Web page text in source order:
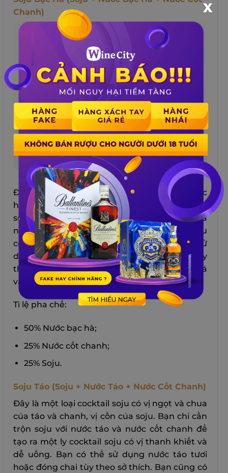
Chanh)
Soju Bạc Hà
Đây là một loại cocktail soju có vị mát của bạc
hà, vị chua của nước cốt chanh và vị cồn của
soju. Bạn chỉ cần trộn soju với nước bạc hà và
nước cốt chanh để tạo ra một ly cocktail soju
có vị mát lạnh và sảng khoái. Bạn có thể sử
dụng nước bạc hà tươi hoặc đóng chai tùy
theo sở thích. Bạn cũng có thể cho thêm đá
vào ly để làm mát cocktail.
Tỉ lệ pha chế:
50% Nước bạc hà;
25% Nước cốt chanh;
25% Soju.
Soju Táo (Soju + Nước Táo + Nước Cốt Chanh)
Đây là một loại cocktail soju có vị ngọt và chua
của táo và chanh, vị cồn của soju. Bạn chỉ cần
trộn soju với nước táo và nước cốt chanh để
tạo ra một ly cocktail soju có vị thanh khiết và
dễ uống. Bạn có thể sử dụng nước táo tươi
hoặc đóng chai tùy theo sở thích. Bạn cũng có
X